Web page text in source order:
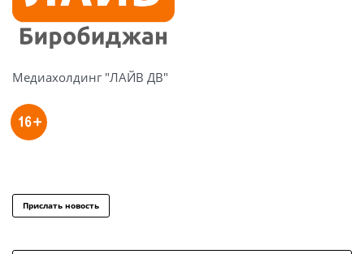
Медиахолдинг "ЛАЙВ ДВ"
Прислать новость